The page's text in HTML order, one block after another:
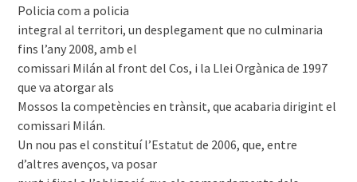
Policia com a policia
integral al territori, un desplegament que no culminaria
fins l’any 2008, amb el
comissari Milán al front del Cos, i la Llei Orgànica de 1997
que va atorgar als
Mossos la competències en trànsit, que acabaria dirigint el
comissari Milán.
Un nou pas el constituí l’Estatut de 2006, que, entre
d’altres avenços, va posar